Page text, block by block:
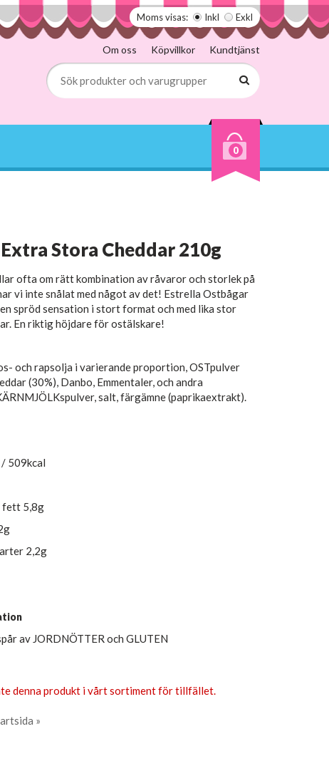
Moms visas: Inkl Exkl
Om oss Köpvillkor Kundtjänst
0
Stora Cheddar 210g
ofta om rätt kombination av råvaror och storlek på
vi inte snålat med något av det! Estrella Ostbågar
spröd sensation i stort format och med lika stor
En riktig höjdare för ostälskare!
och rapsolja i varierande proportion, OSTpulver
(30%), Danbo, Emmentaler, och andra
salt, färgämne (paprikaextrakt).
509kcal
fett 5,8g
2,2g
av JORDNÖTTER och GLUTEN
denna produkt i vårt sortiment för tillfället.
»